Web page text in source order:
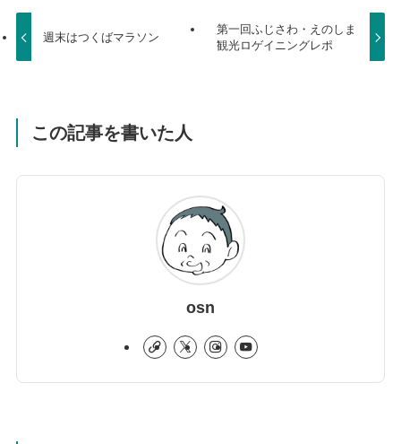
週末はつくばマラソン
第一回ふじさわ・えのしま
観光ロゲイニングレポ
この記事を書いた人
osn